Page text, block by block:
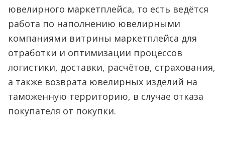
ювелирного маркетплейса, то есть ведётся
работа по наполнению ювелирными
компаниями витрины маркетплейса для
отработки и оптимизации процессов
логистики, доставки, расчётов, страхования,
а также возврата ювелирных изделий на
таможенную территорию, в случае отказа
покупателя от покупки.